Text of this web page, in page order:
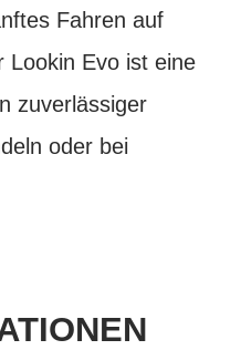
Fahren auf
Lookin Evo ist eine
zuverlässiger
oder bei